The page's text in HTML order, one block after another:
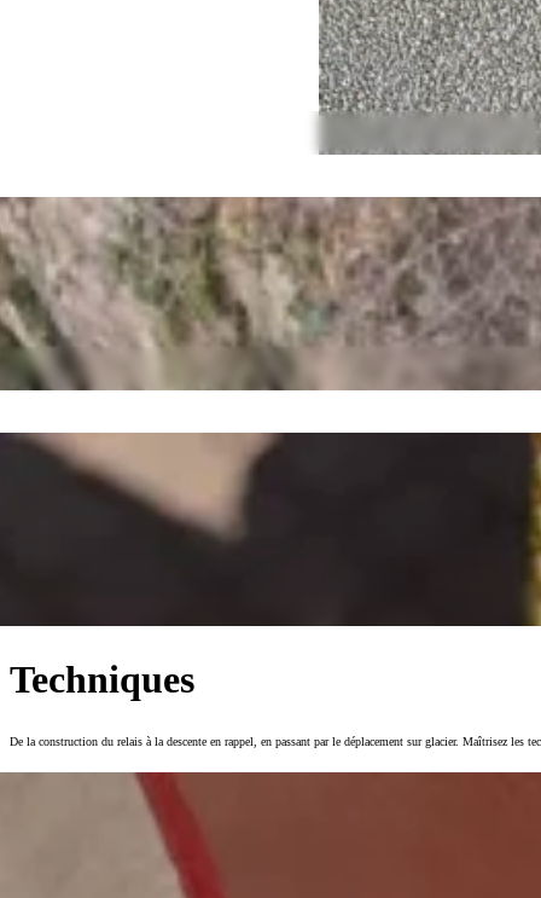
Techniques
De la construction du relais à la descente en rappel, en passant par le déplacement sur glacier. Maîtrisez les